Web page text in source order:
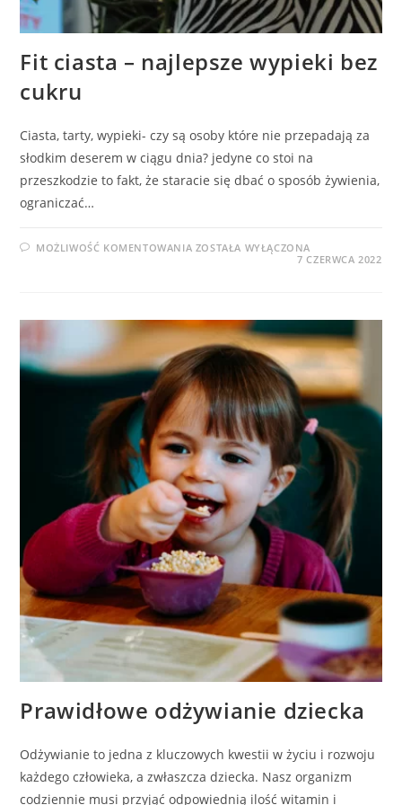
Fit ciasta – najlepsze wypieki bez
cukru
Ciasta, tarty, wypieki- czy są osoby które nie przepadają za
słodkim deserem w ciągu dnia? jedyne co stoi na
przeszkodzie to fakt, że staracie się dbać o sposób żywienia,
ograniczać…
MOŻLIWOŚĆ KOMENTOWANIA FIT
CUKRU
ZOSTAŁA WYŁĄCZONA
7 CZERWCA 2022
Prawidłowe odżywianie dziecka
Odżywianie to jedna z kluczowych kwestii w życiu i rozwoju
każdego człowieka, a zwłaszcza dziecka. Nasz organizm
codziennie musi przyjąć odpowiednią ilość witamin i